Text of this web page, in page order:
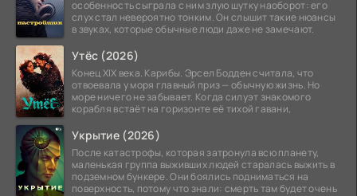
особенность сыграла с ним злую шутку наоборот: его
слух стал невероятно тонким. Он слышит такие нюансы
в звуках, которые обычные люди даже не замечают.
Утёс (2026)
Конец XIX века. Карибы. Эрсел Бодден считала, что
отвоевала у моря главный приз — обычную жизнь. Но
море ничего не забывает. Когда силуэт знакомого
корабля встаёт на горизонте её тихой гавани,
Укрытие (2026)
После катастрофы, которая затронула всю планету,
маленькая группа выживших людей старалась выжить в
подземном бункере. Они боялись подниматься на
поверхность, потому что знали: смерть там будет очень